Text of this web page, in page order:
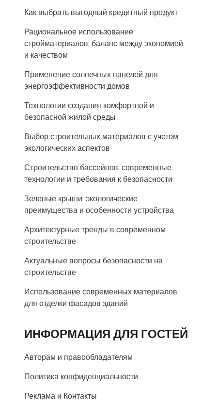
Как выбрать выгодный кредитный продукт
Рациональное использование
стройматериалов: баланс между экономией
и качеством
Применение солнечных панелей для
энергоэффективности домов
Технологии создания комфортной и
безопасной жилой среды
Выбор строительных материалов с учетом
экологических аспектов
Строительство бассейнов: современные
технологии и требования к безопасности
Зеленые крыши: экологические
преимущества и особенности устройства
Архитектурные тренды в современном
строительстве
Актуальные вопросы безопасности на
строительстве
Использование современных материалов
для отделки фасадов зданий
ИНФОРМАЦИЯ ДЛЯ ГОСТЕЙ
Авторам и правообладателям
Политика конфиденциальности
Реклама и Контакты